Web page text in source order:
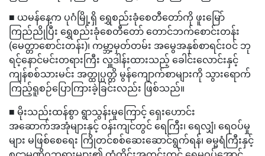
■ ယမန်နေ့က ပုဂံမြို့ရှိ ရွှေစည်းခုံစေတီတော်ကို ဖူးမြော်
ကြည်ညိုပြီး ရွှေစည်းခုံစေတီတော် တောင်ဘက်စောင်းတန်း
(မေတ္တာစောင်းတန်း)၊ ကမ္ဘာ့မှတ်တမ်း အမွေအနှစ်စာရင်းဝင် ဘု
ရင့်နောင်မင်းတရားကြီး လှူဒါန်းထားသည့် ခေါင်းလောင်းနှင့်
ကျန်စစ်သားမင်း အတ္ထုပ္ပတ္တိ မွန်ကျောက်စာများကို သွားရောက်
ကြည့်ရူစဉ်ပြောကြားခဲ့ခြင်းလည်း ဖြစ်သည်။
■ မိုးသည်းထန်စွာ ရွာသွန်းမှုကြောင့် ရှေးဟောင်း
အဆောက်အအုံများနှင့် ဝန်းကျင်တွင် ရေကြီး၊ ရေလျှံ၊ ရေဝပ်မှု
များ မဖြစ်စေရေး ကြိုတင်စစ်ဆေးဆောင်ရွက်ရန်၊ ဓမ္မရံကြီးနှင့်